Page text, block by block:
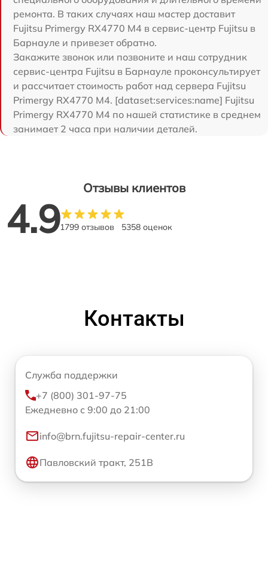
ремонта. В таких случаях наш мастер доставит
Fujitsu Primergy RX4770 M4 в сервис-центр Fujitsu в
Барнауле и привезет обратно.
Закажите звонок или позвоните и наш сотрудник
сервис-центра Fujitsu в Барнауле проконсультирует
и рассчитает стоимость работ над сервера Fujitsu
Primergy RX4770 M4. [dataset:services:name] Fujitsu
Primergy RX4770 M4 по нашей статистике в среднем
занимает 2 часа при наличии деталей.
Отзывы клиентов
4.91799 отзывов 5358 оценок
Контакты
Служба поддержки
+7 (800) 301-97-75
Ежедневно с 9:00 до 21:00
info@brn.fujitsu-repair-center.ru
Павловский тракт, 251В